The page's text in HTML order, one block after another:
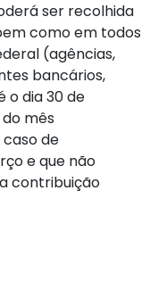
ser recolhida
como em todos
(agências,
bancários,
o dia 30 de
mês
de
e que não
contribuição